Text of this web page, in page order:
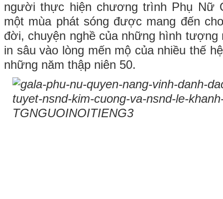
người thực hiện chương trình Phụ Nữ
một mùa phát sóng được mang đến
đời, chuyện nghề của những hình tượng
in sâu vào lòng mến mộ của nhiều thế
những năm thập niên 50.